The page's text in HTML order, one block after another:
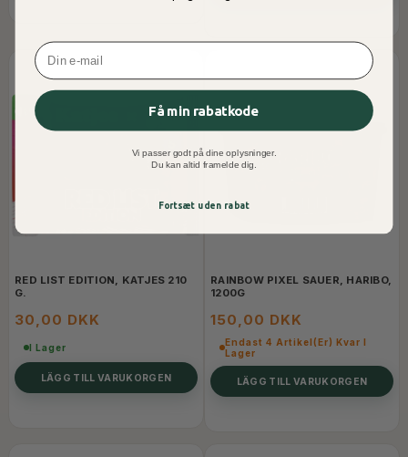
RED LIST EDITION, KATJES 210
G.
30,00 DKK
I Lager
LÄGG TILL VARUKORGEN
RAINBOW PIXEL SAUER, HARIBO,
1200G
150,00 DKK
Endast 4 Artikel(er) Kvar I
Lager
LÄGG TILL VARUKORGEN
Email
Få min rabatkode
Vi passer godt på dine oplysninger.
Du kan altid framelde dig.
Fortsæt uden rabat